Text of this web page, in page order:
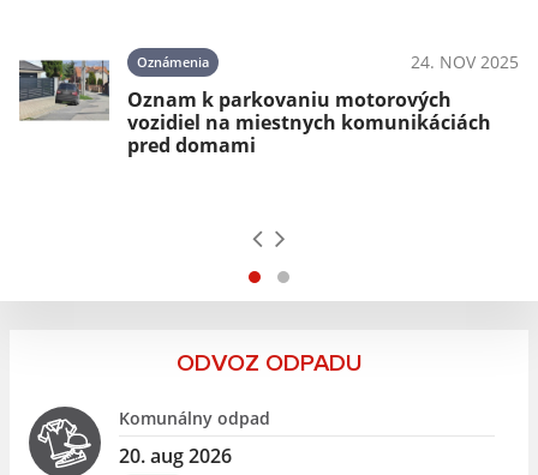
Oznámenia 24. NOV 2025
Oznam k parkovaniu motorových
vozidiel na miestnych komunikáciách
pred domami
ODVOZ ODPADU
Komunálny odpad
20. aug 2026